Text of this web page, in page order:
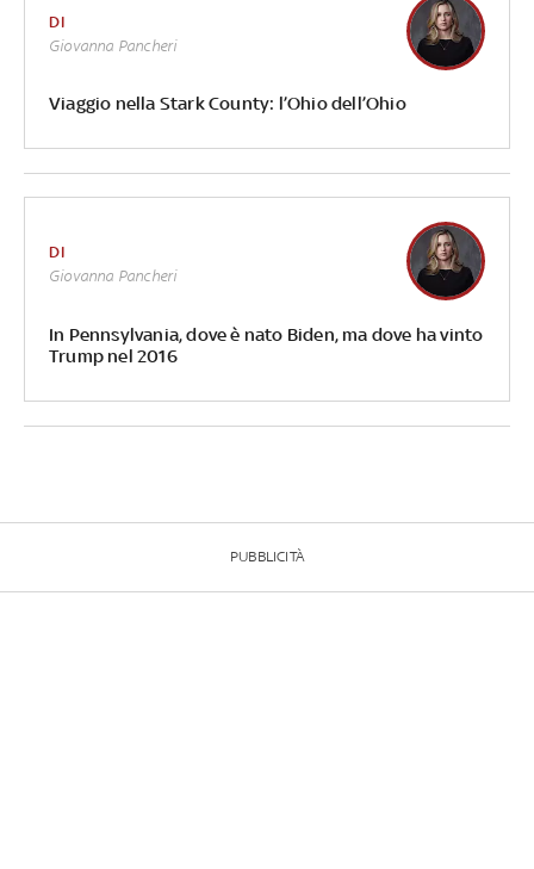
Viaggio nella Stark County: l’Ohio dell’Ohio
DI
Giovanna Pancheri
In Pennsylvania, dove è nato Biden, ma dove ha vinto
Trump nel 2016
DI
Giovanna Pancheri
PUBBLICITÀ